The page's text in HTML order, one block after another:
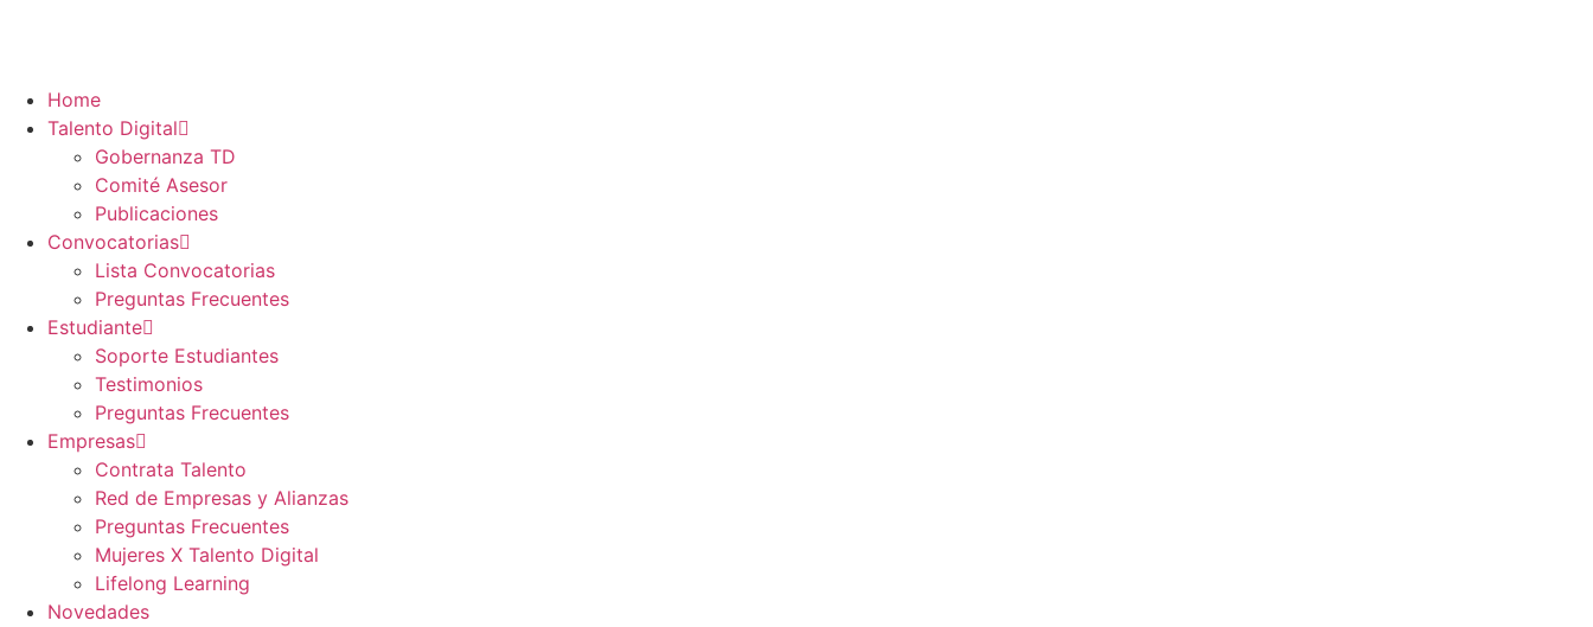
Home
Talento Digital
Gobernanza TD
Comité Asesor
Publicaciones
Convocatorias
Lista Convocatorias
Preguntas Frecuentes
Estudiante
Soporte Estudiantes
Testimonios
Preguntas Frecuentes
Empresas
Contrata Talento
Red de Empresas y Alianzas
Preguntas Frecuentes
Mujeres X Talento Digital
Lifelong Learning
Novedades